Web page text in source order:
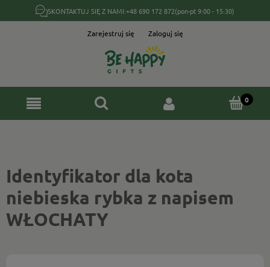
SKONTAKTUJ SIĘ Z NAMI:+48 690 172 872(pon-pt 9:00 - 15:30)
Zarejestruj się Zaloguj się
Identyfikator dla kota
niebieska rybka z napisem
WŁOCHATY